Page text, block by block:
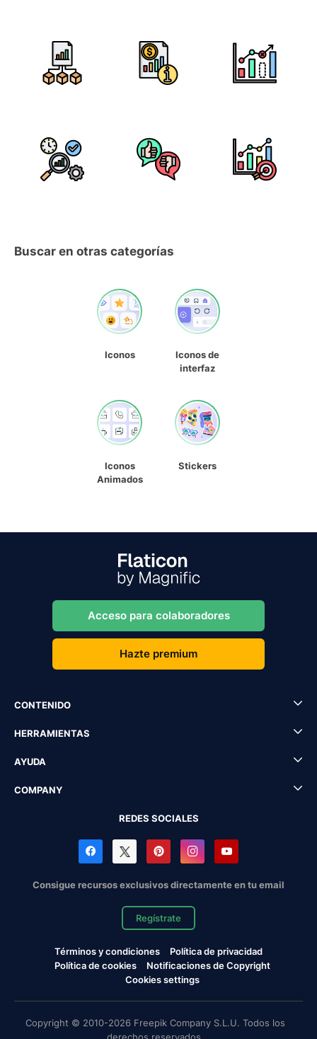
Buscar en otras categorías
Iconos
Iconos de
interfaz
Iconos
Animados
Stickers
Acceso para colaboradores
Hazte premium
CONTENIDO
HERRAMIENTAS
AYUDA
COMPANY
REDES SOCIALES
Consigue recursos exclusivos directamente en tu email
Regístrate
Términos y condiciones
Política de privacidad
Política de cookies
Notificaciones de Copyright
Cookies settings
Copyright © 2010-2026 Freepik Company S.L.U. Todos los